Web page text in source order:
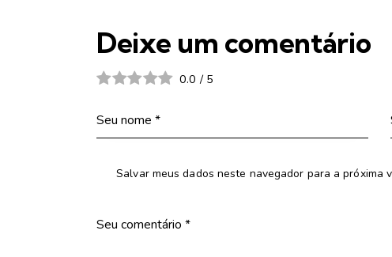
Deixe um comentário
0.0 / 5
Salvar meus dados neste navegador para a próxima